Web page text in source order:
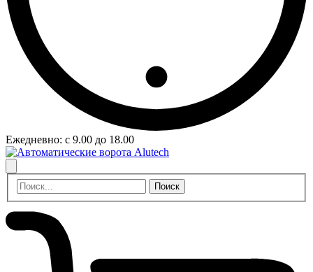
Ежедневно: с 9.00 до 18.00